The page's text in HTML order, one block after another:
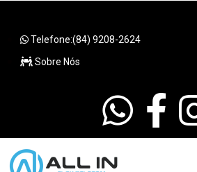
Telefone:(84) 9208-2624
Sobre Nós